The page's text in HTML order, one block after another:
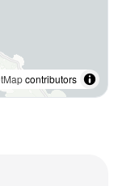
contributors